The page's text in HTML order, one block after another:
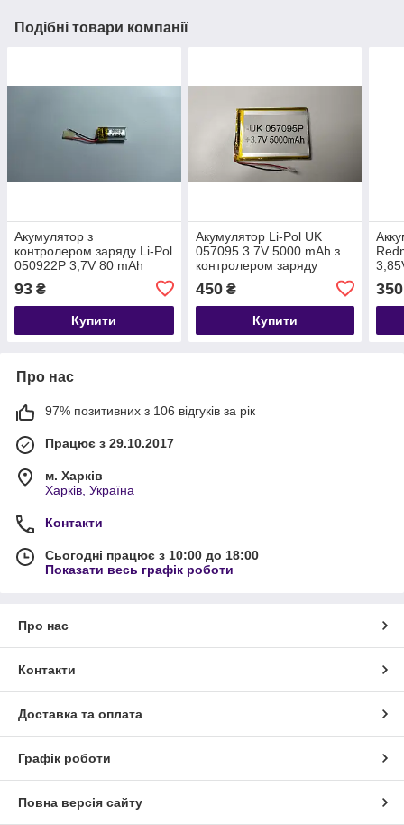
Подібні товари компанії
Акумулятор з
контролером заряду Li-Pol
050922P 3,7V 80 mAh
93 ₴
Купити
Акумулятор Li-Pol UK
057095 3.7V 5000 mAh з
контролером заряду
450₴
Купити
350
Про нас
97% позитивних з 106 відгуків за рік
Працює з 29.10.2017
м. Харків
Харків, Україна
Контакти
Сьогодні працює з 10:00 до 18:00
Показати весь графік роботи
Про нас
Контакти
Доставка та оплата
Графік роботи
Повна версія сайту